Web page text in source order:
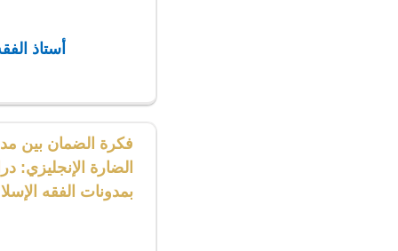
أستاذ
فكرة الضمان بين
الضارة الإنجليزي:
بمدونات الفقه